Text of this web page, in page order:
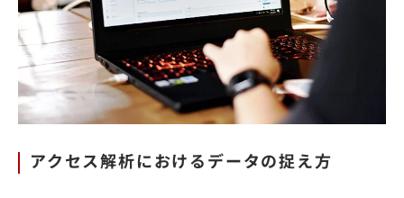
アクセス解析におけるデータの捉え方